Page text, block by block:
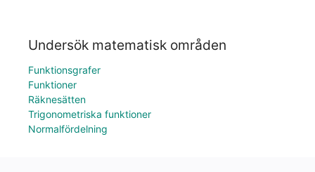
Undersök matematisk områden
Funktionsgrafer
Funktioner
Räknesätten
Trigonometriska funktioner
Normalfördelning